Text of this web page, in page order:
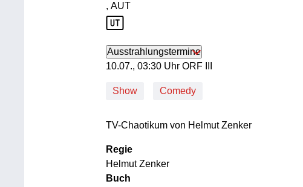
Produktionsland: AUT
, AUT
Ausstrahlungstermine
10. Juli, 03:30 Uhr in ORF III
10.07., 03:30 Uhr ORF III
Show Comedy
TV-Chaotikum von Helmut Zenker
Regie
Helmut Zenker
Buch